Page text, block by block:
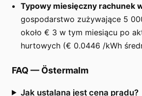
Typowy miesięczny rachunek
gospodarstwo zużywające 5
około € 3 w tym miesiącu po
hurtowych (€ 0.0446 /kWh
FAQ — Östermalm
Jak ustalana jest cena prądu?